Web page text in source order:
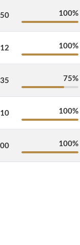
100%
100%
75%
100%
100%